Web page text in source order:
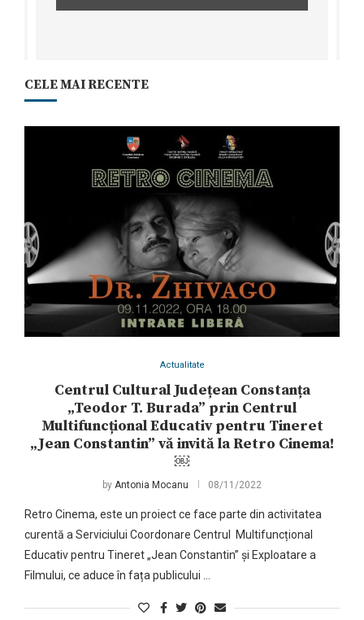
CELE MAI RECENTE
Actualitate
Centrul Cultural Județean Constanța
„Teodor T. Burada” prin Centrul
Multifuncțional Educativ pentru Tineret
„Jean Constantin” vă invită la Retro Cinema!
￼
by Antonia Mocanu 08/11/2022
Retro Cinema, este un proiect ce face parte din activitatea
curentă a Serviciului Coordonare Centrul Multifuncțional
Educativ pentru Tineret „Jean Constantin” și Exploatare a
Filmului, ce aduce în fața publicului …